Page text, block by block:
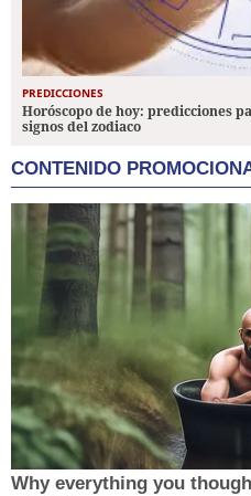
PREDICCIONES
Horóscopo de hoy: predicciones
signos del zodiaco
CONTENIDO
Why everything you